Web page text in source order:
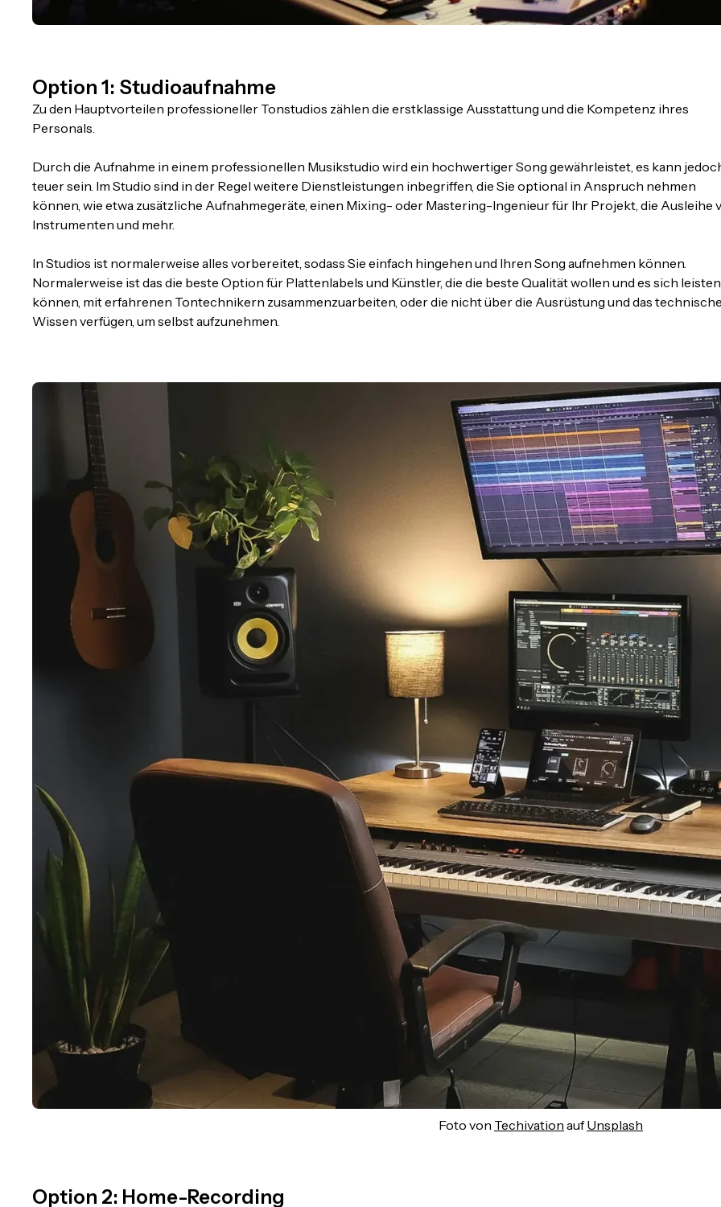
Option 1: Studioaufnahme
Zu den Hauptvorteilen professioneller Tonstudios zählen die erstklassige Ausstattung und die Kompetenz ihres
Personals.
Durch die Aufnahme in einem professionellen Musikstudio wird ein hochwertiger Song gewährleistet, es kann
teuer sein. Im Studio sind in der Regel weitere Dienstleistungen inbegriffen, die Sie optional in Anspruch nehmen
können, wie etwa zusätzliche Aufnahmegeräte, einen Mixing- oder Mastering-Ingenieur für Ihr Projekt, die Ausleihe
Instrumenten und mehr.
In Studios ist normalerweise alles vorbereitet, sodass Sie einfach hingehen und Ihren Song aufnehmen können.
Normalerweise ist das die beste Option für Plattenlabels und Künstler, die die beste Qualität wollen und es sich leisten
können, mit erfahrenen Tontechnikern zusammenzuarbeiten, oder die nicht über die Ausrüstung und das technische
Wissen verfügen, um selbst aufzunehmen.
Foto von Techivation aufUnsplash
Option 2: Home-Recording